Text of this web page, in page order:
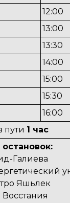
12:00
13:00
13:30
14:00
15:00
15:30
16:00
пути 1 час
Галиева
Яшьлек
Восстания